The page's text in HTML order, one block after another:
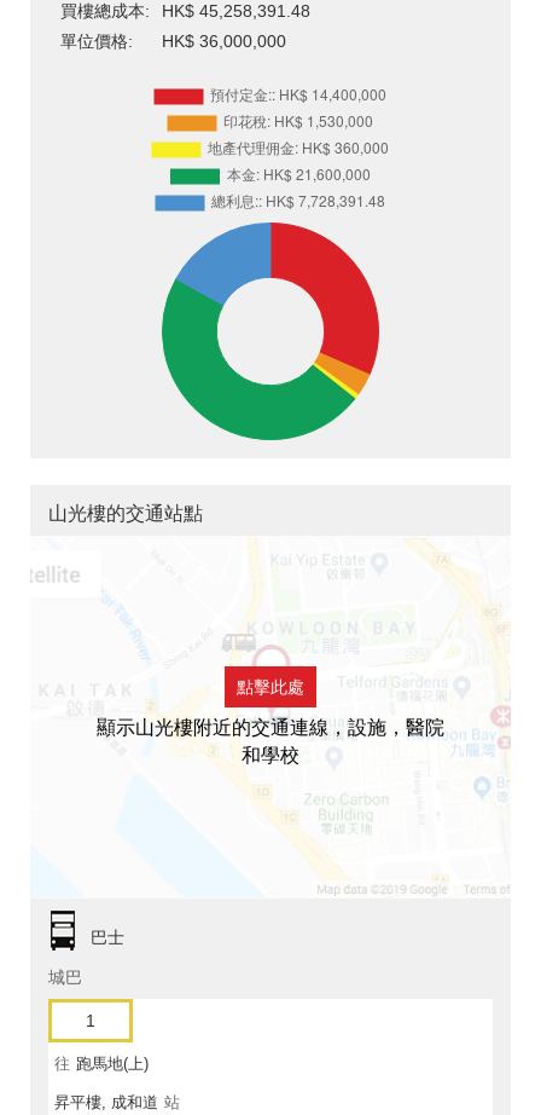
買樓總成本:
HK$ 45,258,391.48
單位價格:
HK$ 36,000,000
山光樓的交通站點
點擊此處
顯示山光樓附近的交通連線，設施，醫院
和學校
巴士
城巴
1
往 跑馬地(上)
昇平樓, 成和道 站